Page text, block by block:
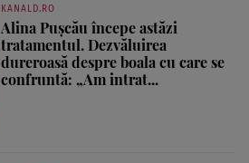
KANALD.RO
Alina Pușcău începe astăzi
tratamentul. Dezvăluirea
dureroasă despre boala cu care se
confruntă: „Am intrat...